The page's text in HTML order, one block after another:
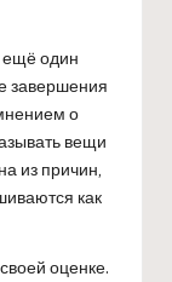
ещё один
завершения
о
вещи
из причин,
как
оценке.